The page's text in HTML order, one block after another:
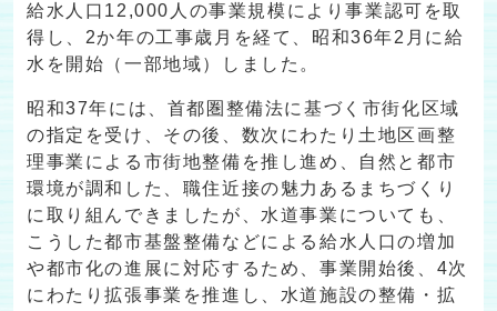
給水人口12,000人の事業規模により事業認可を取
得し、2か年の工事歳月を経て、昭和36年2月に給
水を開始（一部地域）しました。
昭和37年には、首都圏整備法に基づく市街化区域
の指定を受け、その後、数次にわたり土地区画整
理事業による市街地整備を推し進め、自然と都市
環境が調和した、職住近接の魅力あるまちづくり
に取り組んできましたが、水道事業についても、
こうした都市基盤整備などによる給水人口の増加
や都市化の進展に対応するため、事業開始後、4次
にわたり拡張事業を推進し、水道施設の整備・拡